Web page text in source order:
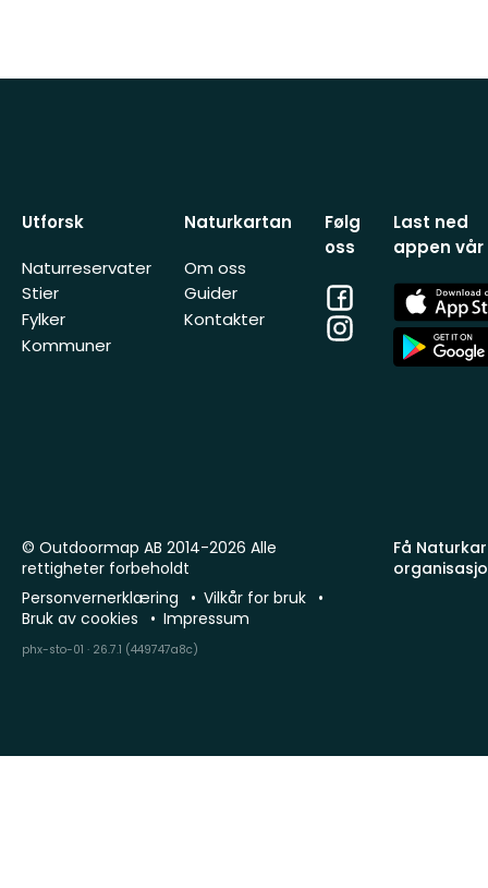
Utforsk
Naturreservater
Stier
Fylker
Kommuner
Naturkartan
Om oss
Guider
Kontakter
Følg
oss
Facebook
Instagram
Last ned
appen vår
App
Store
App
Store
Få
© Outdoormap AB 2014-2026 Alle
rettigheter forbeholdt
Personvernerklæring
Vilkår for bruk
Bruk av cookies
Impressum
phx-sto-01 · 26.7.1 (449747a8c)